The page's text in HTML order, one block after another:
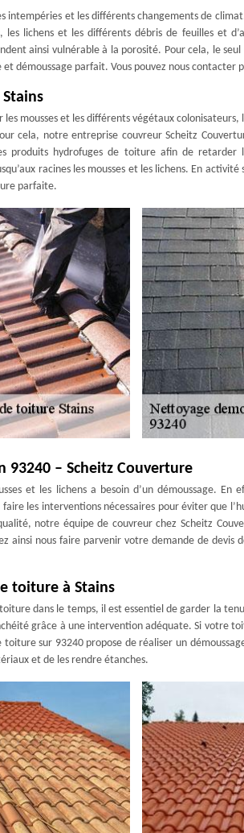
intempéries et les différents changements de
les lichens et les différents débris de feuilles et
ainsi vulnérable à la porosité. Pour cela, le
démoussage parfait. Vous pouvez nous contacter
mousses et les différents végétaux
cela, notre entreprise couvreur Scheitz
produits hydrofuges de toiture afin de retarder
racines les mousses et les lichens. En
parfaite.
93240 – Scheitz Couverture
et les lichens a besoin d’un démoussage. En
les interventions nécessaires pour éviter que
notre équipe de couvreur chez Scheitz
ainsi nous faire parvenir votre demande de
toiture à Stains
dans le temps, il est essentiel de garder la
grâce à une intervention adéquate. Si votre
toiture sur 93240 propose de réaliser un
et de les rendre étanches.